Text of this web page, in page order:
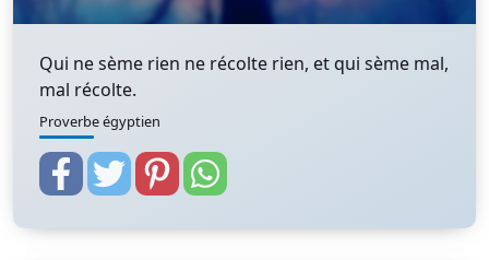
Qui ne sème rien ne récolte rien, et qui sème mal,
mal récolte.
Proverbe égyptien